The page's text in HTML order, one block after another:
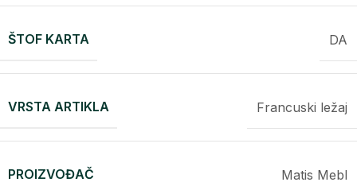
ŠTOF KARTA DA
VRSTA ARTIKLA Francuski ležaj
PROIZVOĐAČ Matis Mebl